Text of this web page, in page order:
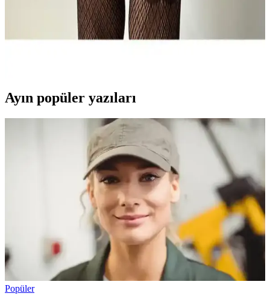
Dedo Kadın Siyah Desenli Vücut Çorapları
Karşılaştırması ve İnceleme
İki şık ve konforlu Dedo kadın siyah desenli vücut çorabı arasındaki
Ayın popüler yazıları
Popüler